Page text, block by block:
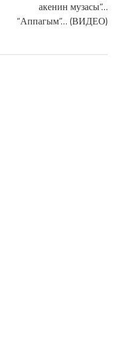
акенин музасы”…
“Аппагым”… (ВИДЕО)